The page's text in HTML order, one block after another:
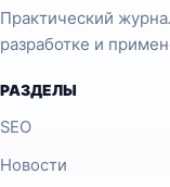
Практический
разработке и
РАЗДЕЛЫ
SEO
Новости